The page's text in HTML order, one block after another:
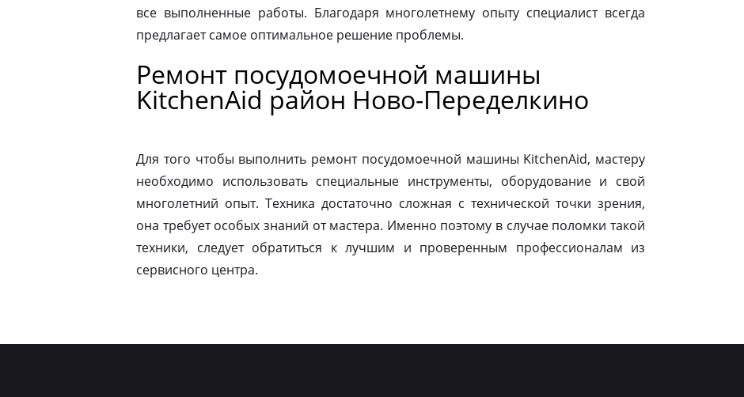
все выполненные работы. Благодаря многолетнему опыту специалист всегда
предлагает самое оптимальное решение проблемы.
Ремонт посудомоечной машины
KitchenAid район Ново-Переделкино
Для того чтобы выполнить ремонт посудомоечной машины KitchenAid, мастеру
необходимо использовать специальные инструменты, оборудование и свой
многолетний опыт. Техника достаточно сложная с технической точки зрения,
она требует особых знаний от мастера. Именно поэтому в случае поломки такой
техники, следует обратиться к лучшим и проверенным профессионалам из
сервисного центра.